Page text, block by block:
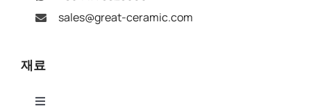
sales@great-ceramic.com
재료